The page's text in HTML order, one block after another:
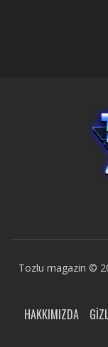
Tozlu magazin ©
HAKKIMIZDA